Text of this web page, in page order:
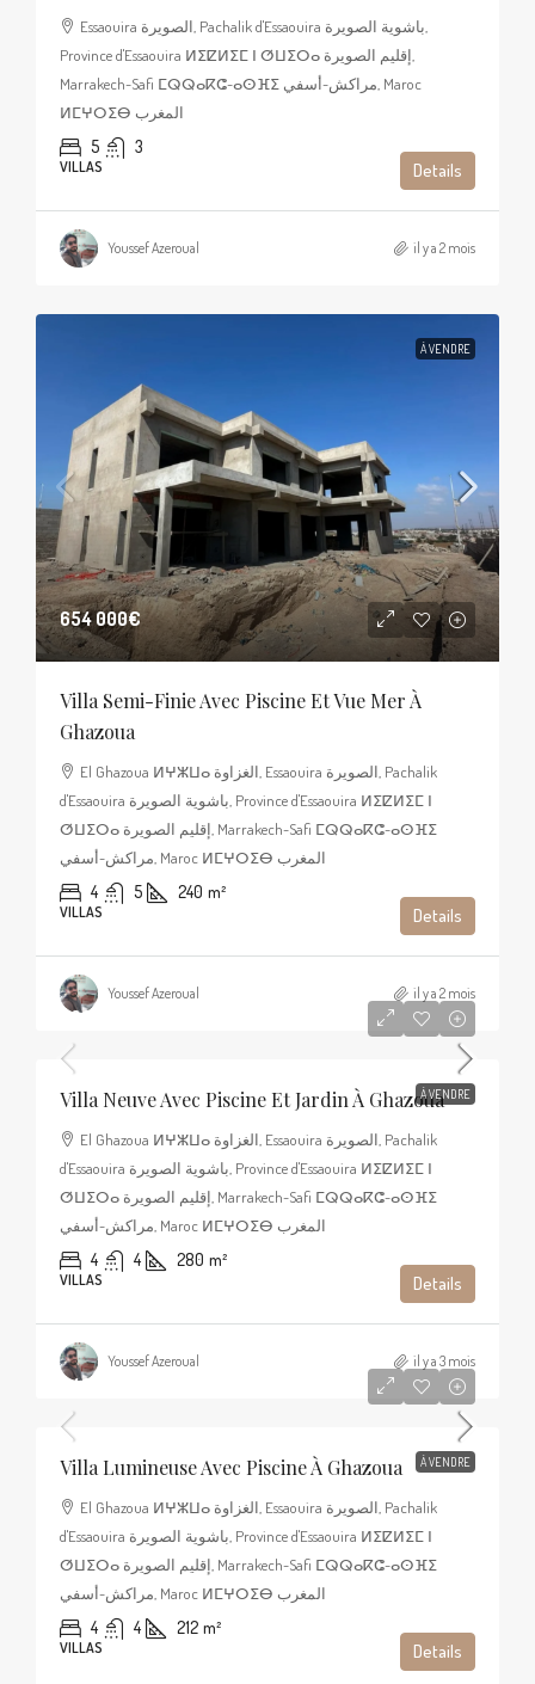
Essaouira الصويرة, Pachalik d'Essaouira باشوية الصويرة,
Province d'Essaouira ⵍⵉⵇⵍⵉⵎ ⵏ ⵚⵡⵉⵔⴰ إقليم الصويرة,
Marrakech-Safi ⵎⵕⵕⴰⴽⵛ-ⴰⵙⴼⵉ مراكش-أسفي, Maroc
ⵍⵎⵖⵔⵉⴱ المغرب
5 3
VILLAS Details
Youssef Azeroual il y a 2 mois
À VENDRE
654 000€
Villa Semi-Finie Avec Piscine Et Vue Mer À
Ghazoua
El Ghazoua ⵍⵖⵣⵡⴰ الغزاوة, Essaouira الصويرة, Pachalik
d'Essaouira باشوية الصويرة, Province d'Essaouira ⵍⵉⵇⵍⵉⵎ ⵏ
ⵚⵡⵉⵔⴰ إقليم الصويرة, Marrakech-Safi ⵎⵕⵕⴰⴽⵛ-ⴰⵙⴼⵉ
مراكش-أسفي, Maroc ⵍⵎⵖⵔⵉⴱ المغرب
4 5 240 m²
VILLAS Details
Youssef Azeroual il y a 2 mois
À VENDRE
600 000€
Villa Neuve Avec Piscine Et Jardin À Ghazoua
El Ghazoua ⵍⵖⵣⵡⴰ الغزاوة, Essaouira الصويرة, Pachalik
d'Essaouira باشوية الصويرة, Province d'Essaouira ⵍⵉⵇⵍⵉⵎ ⵏ
ⵚⵡⵉⵔⴰ إقليم الصويرة, Marrakech-Safi ⵎⵕⵕⴰⴽⵛ-ⴰⵙⴼⵉ
مراكش-أسفي, Maroc ⵍⵎⵖⵔⵉⴱ المغرب
4 4 280 m²
VILLAS Details
Youssef Azeroual il y a 3 mois
À VENDRE
540 000€
Villa Lumineuse Avec Piscine À Ghazoua
El Ghazoua ⵍⵖⵣⵡⴰ الغزاوة, Essaouira الصويرة, Pachalik
d'Essaouira باشوية الصويرة, Province d'Essaouira ⵍⵉⵇⵍⵉⵎ ⵏ
ⵚⵡⵉⵔⴰ إقليم الصويرة, Marrakech-Safi ⵎⵕⵕⴰⴽⵛ-ⴰⵙⴼⵉ
مراكش-أسفي, Maroc ⵍⵎⵖⵔⵉⴱ المغرب
4 4 212 m²
VILLAS Details